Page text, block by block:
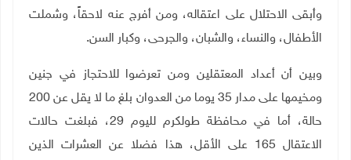
وأبقى الاحتلال على اعتقاله، ومن أفرج عنه لاحقاً، وشملت
الأطفال، والنساء، والشبان، والجرحى، وكبار السن.
وبين أن أعداد المعتقلين ومن تعرضوا للاحتجاز في جنين
ومخيمها على مدار 35 يوما من العدوان بلغ ما لا يقل عن 200
حالة، أما في محافظة طولكرم لليوم 29، فبلغت حالات
الاعتقال 165 على الأقل، هذا فضلا عن العشرات الذين